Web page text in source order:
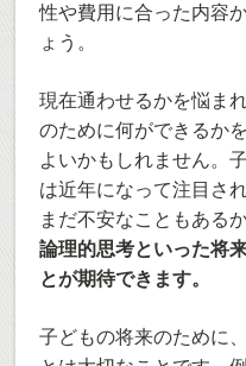
性や費用に合った内容
ょう。
現在通わせるかを悩ま
のために何ができるか
よいかもしれません。
は近年になって注目さ
まだ不安なこともある
論理的思考といった将
とが期待できます。
子どもの将来のために